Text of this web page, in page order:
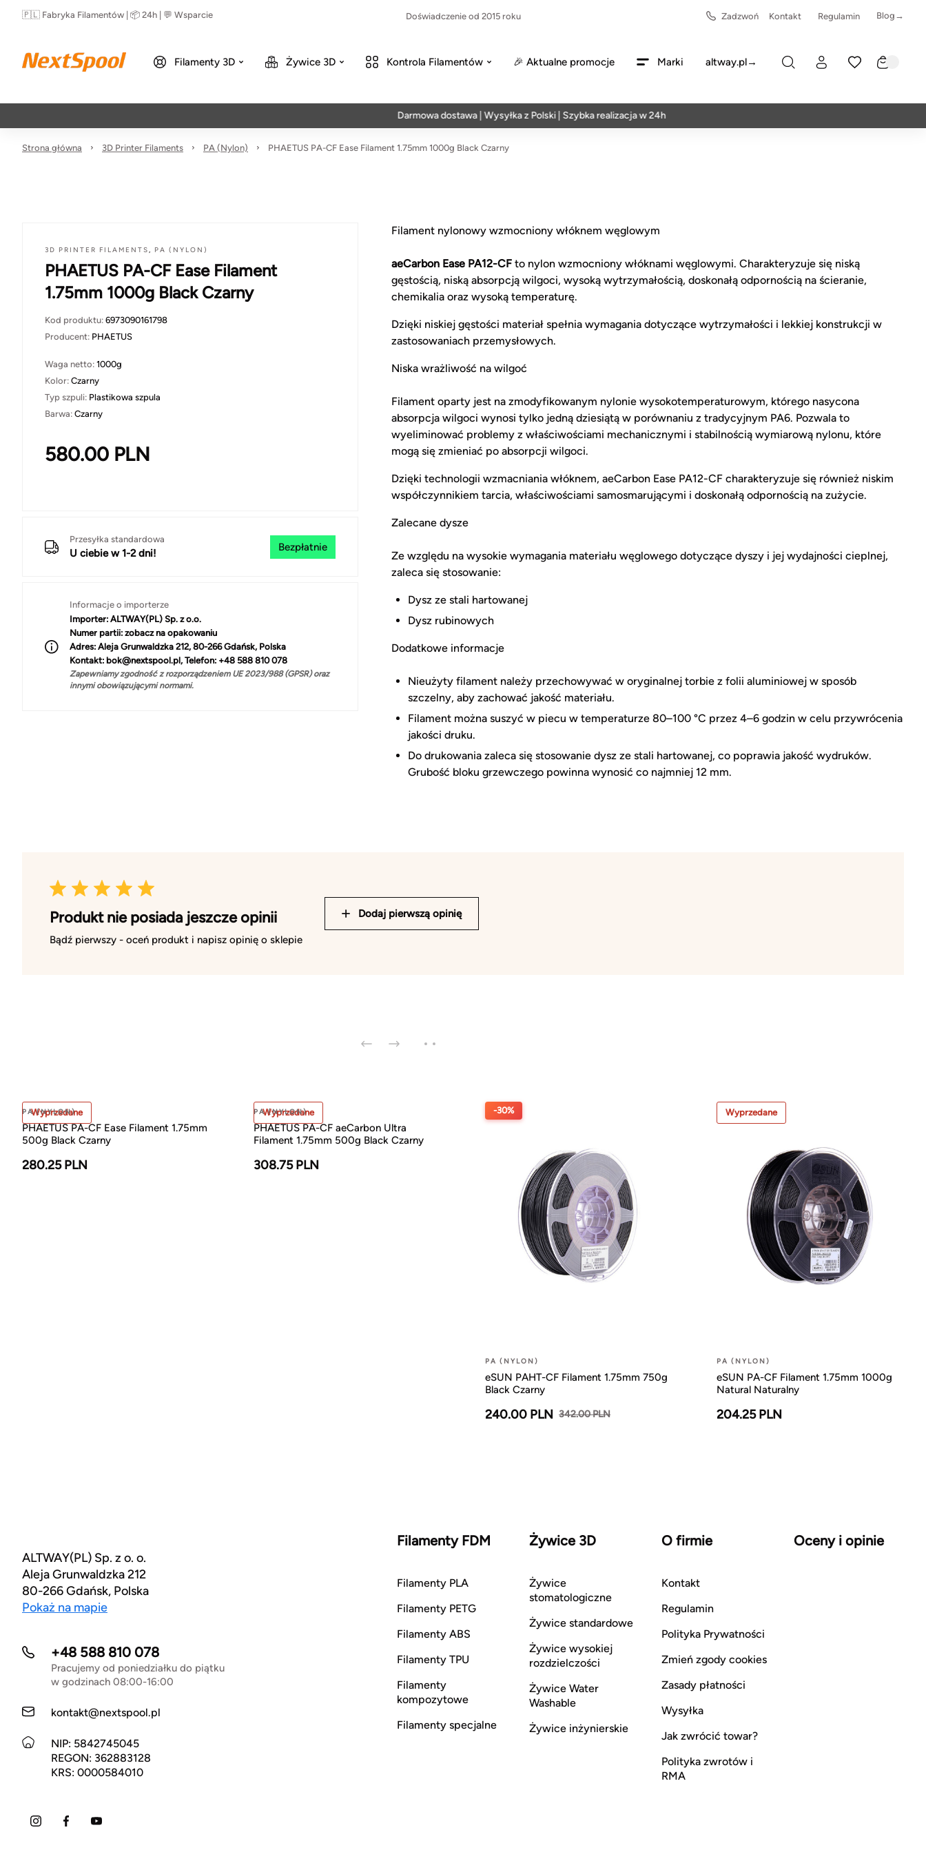
🇵🇱 Fabryka Filamentów | 📦 24h | 💬 Wsparcie Doświadczenie od 2015 roku Zadzwoń Kontakt Regulamin Blog→
Filamenty 3D Żywice 3D Kontrola Filamentów 🎉 Aktualne promocje Marki altway.pl→
Darmowa dostawa | Wysyłka z Polski | Szybka realizacja w 24h
Strona główna 3D Printer Filaments PA (Nylon) PHAETUS PA-CF Ease Filament 1.75mm 1000g Black Czarny
3D PRINTER FILAMENTS, PA (NYLON)
PHAETUS PA-CF Ease Filament
1.75mm 1000g Black Czarny
Kod produktu: 6973090161798
Producent: PHAETUS
Waga netto: 1000g
Kolor: Czarny
Typ szpuli: Plastikowa szpula
Barwa: Czarny
580.00 PLN
Przesyłka standardowa
U ciebie w 1-2 dni!
Bezpłatnie
Informacje o importerze
Importer: ALTWAY(PL) Sp. z o.o.
Numer partii: zobacz na opakowaniu
Adres: Aleja Grunwaldzka 212, 80-266 Gdańsk, Polska
Kontakt: bok@nextspool.pl, Telefon: +48 588 810 078
Zapewniamy zgodność z rozporządzeniem UE 2023/988 (GPSR) oraz
innymi obowiązującymi normami.
Filament nylonowy wzmocniony włóknem węglowym
aeCarbon Ease PA12-CF to nylon wzmocniony włóknami węglowymi. Charakteryzuje się niską
gęstością, niską absorpcją wilgoci, wysoką wytrzymałością, doskonałą odpornością na ścieranie,
chemikalia oraz wysoką temperaturę.
Dzięki niskiej gęstości materiał spełnia wymagania dotyczące wytrzymałości i lekkiej konstrukcji w
zastosowaniach przemysłowych.
Niska wrażliwość na wilgoć
Filament oparty jest na zmodyfikowanym nylonie wysokotemperaturowym, którego nasycona
absorpcja wilgoci wynosi tylko jedną dziesiątą w porównaniu z tradycyjnym PA6. Pozwala to
wyeliminować problemy z właściwościami mechanicznymi i stabilnością wymiarową nylonu, które
mogą się zmieniać po absorpcji wilgoci.
Dzięki technologii wzmacniania włóknem, aeCarbon Ease PA12-CF charakteryzuje się również niskim
współczynnikiem tarcia, właściwościami samosmarującymi i doskonałą odpornością na zużycie.
Zalecane dysze
Ze względu na wysokie wymagania materiału węglowego dotyczące dyszy i jej wydajności cieplnej,
zaleca się stosowanie:
Dysz ze stali hartowanej
Dysz rubinowych
Dodatkowe informacje
Nieużyty filament należy przechowywać w oryginalnej torbie z folii aluminiowej w sposób
szczelny, aby zachować jakość materiału.
Filament można suszyć w piecu w temperaturze 80–100 °C przez 4–6 godzin w celu przywrócenia
jakości druku.
Do drukowania zaleca się stosowanie dysz ze stali hartowanej, co poprawia jakość wydruków.
Grubość bloku grzewczego powinna wynosić co najmniej 12 mm.
Produkt nie posiada jeszcze opinii
Bądź pierwszy - oceń produkt i napisz opinię o sklepie
Dodaj pierwszą opinię
Wyprzedane
PA (NYLON)
PHAETUS PA-CF Ease Filament 1.75mm
500g Black Czarny
280.25 PLN
Wyprzedane
PA (NYLON)
PHAETUS PA-CF aeCarbon Ultra
Filament 1.75mm 500g Black Czarny
308.75 PLN
-30%
PA (NYLON)
eSUN PAHT-CF Filament 1.75mm 750g
Black Czarny
240.00 PLN 342.00 PLN
Wyprzedane
PA (NYLON)
eSUN PA-CF Filament 1.75mm 1000g
Natural Naturalny
204.25 PLN
ALTWAY(PL) Sp. z o. o.
Aleja Grunwaldzka 212
80-266 Gdańsk, Polska
Pokaż na mapie
+48 588 810 078
Pracujemy od poniedziałku do piątku
w godzinach 08:00-16:00
kontakt@nextspool.pl
NIP: 5842745045
REGON: 362883128
KRS: 0000584010
Filamenty FDM
Filamenty PLA
Filamenty PETG
Filamenty ABS
Filamenty TPU
Filamenty
kompozytowe
Filamenty specjalne
Żywice 3D
Żywice
stomatologiczne
Żywice standardowe
Żywice wysokiej
rozdzielczości
Żywice Water
Washable
Żywice inżynierskie
O firmie
Kontakt
Regulamin
Polityka Prywatności
Zmień zgody cookies
Zasady płatności
Wysyłka
Jak zwrócić towar?
Polityka zwrotów i
RMA
Oceny i opinie